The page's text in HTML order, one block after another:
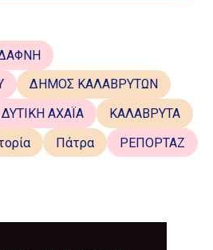
ΔΗΜΟΣ ΚΑΛΑΒΡΥΤΩΝ
ΔΥΤΙΚΗ ΑΧΑΪΑ
ΚΑΛΑΒΡΥΤΑ
Πάτρα
ΡΕΠΟΡΤΑΖ